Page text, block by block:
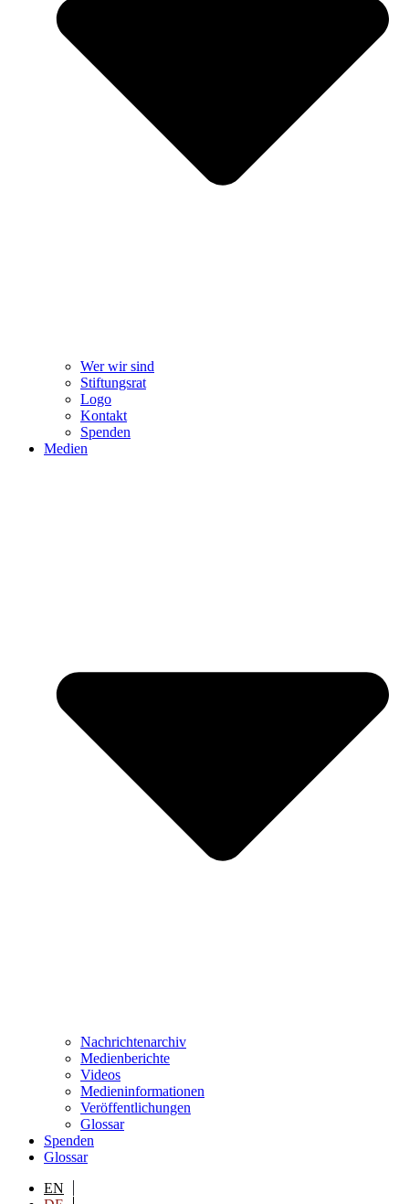
Wer wir sind
Stiftungsrat
Logo
Kontakt
Spenden
Medien
Nachrichtenarchiv
Medienberichte
Videos
Medieninformationen
Veröffentlichungen
Glossar
Spenden
Glossar
EN